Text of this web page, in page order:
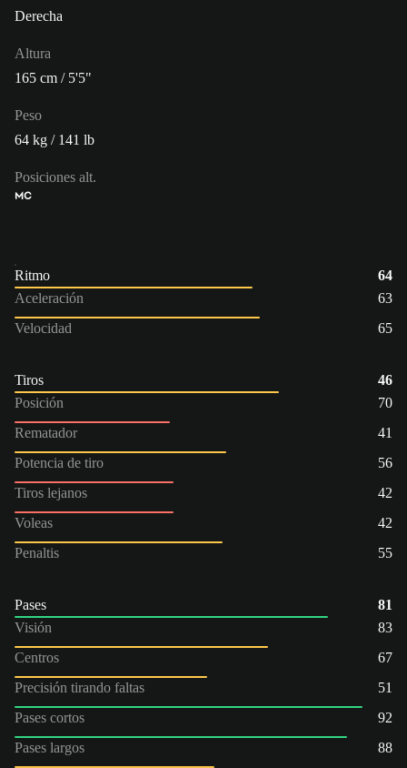
Derecha
Altura
165 cm / 5'5"
Peso
64 kg / 141 lb
Posiciones alt.
MC
Ritmo
64
Aceleración
63
Velocidad
65
Tiros
46
Posición
70
Rematador
41
Potencia de tiro
56
Tiros lejanos
42
Voleas
42
Penaltis
55
Pases
81
Visión
83
Centros
67
Precisión tirando faltas
51
Pases cortos
92
Pases largos
88